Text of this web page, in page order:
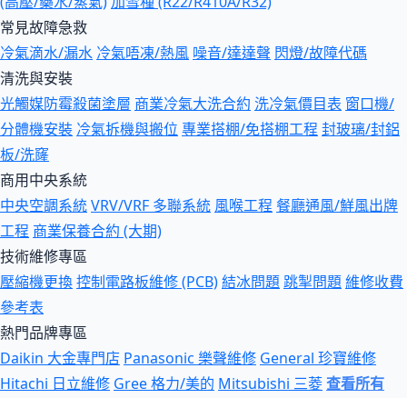
常見故障急救
冷氣滴水/漏水 冷氣唔凍/熱風 噪音/達達聲 閃燈/故障代碼
清洗與安裝
光觸媒防霉殺菌塗層 商業冷氣大洗合約 洗冷氣價目表 窗口機/
分體機安裝 冷氣拆機與搬位 專業搭棚/免搭棚工程 封玻璃/封鋁
板/洗窿
商用中央系統
中央空調系統VRV/VRF 多聯系統 風喉工程 餐廳通風/鮮風出牌
工程 商業保養合約 (大期)
技術維修專區
壓縮機更換控制電路板維修 (PCB)結冰問題跳掣問題維修收費
參考表
熱門品牌專區
Daikin 大金專門店 Panasonic 樂聲維修 General 珍寶維修
Hitachi 日立維修 Gree 格力/美的 Mitsubishi 三菱查看所有